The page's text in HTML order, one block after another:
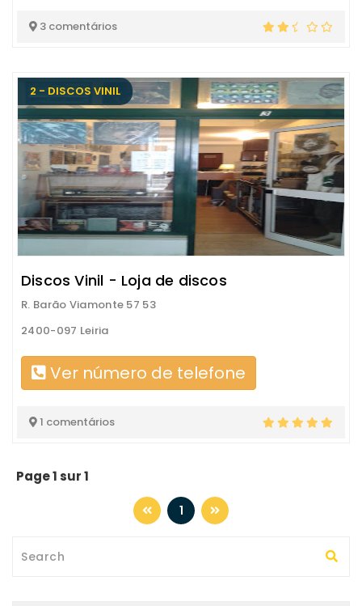
3 comentários
2 - DISCOS VINIL
Discos Vinil - Loja de discos
R. Barão Viamonte 57 53
2400-097 Leiria
Ver número de telefone
1 comentários
Page 1 sur 1
1